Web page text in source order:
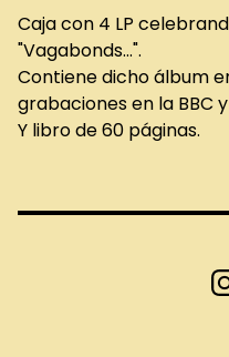
Caja con 4 LP
"Vagabonds...".
Contiene dicho álbum
grabaciones en la BBC
Y libro de 60 páginas.